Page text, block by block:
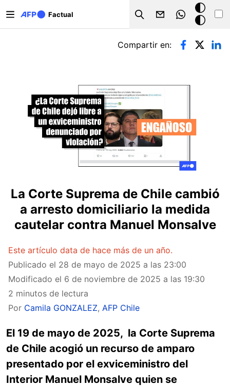
Factual
Search
Modo
oscuro
Solapas principales
Compartir en:
La Corte Suprema de Chile cambió
a arresto domiciliario la medida
cautelar contra Manuel Monsalve
Este artículo data de hace más de un año.
Publicado el 28 de mayo de 2025 a las 23:00
Modificado el 6 de noviembre de 2025 a las 19:30
2 minutos de lectura
Por Camila GONZALEZ, AFP Chile
El 19 de mayo de 2025, la Corte Suprema
de Chile acogió un recurso de amparo
presentado por el exviceministro del
Interior Manuel Monsalve quien se